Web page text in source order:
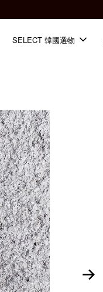
SELECT 韓國選物